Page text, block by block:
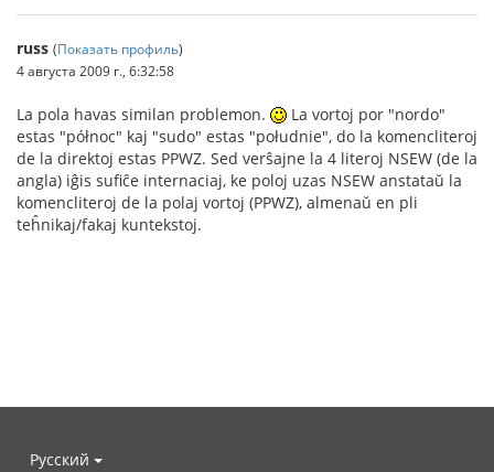
russ (Показать профиль)
4 августа 2009 г., 6:32:58
La pola havas similan problemon.
La vortoj por "nordo"
estas "północ" kaj "sudo" estas "południe", do la komencliteroj
de la direktoj estas PPWZ. Sed verŝajne la 4 literoj NSEW (de la
angla) iĝis sufiĉe internaciaj, ke poloj uzas NSEW anstataŭ la
komencliteroj de la polaj vortoj (PPWZ), almenaŭ en pli
teĥnikaj/fakaj kuntekstoj.
Русский